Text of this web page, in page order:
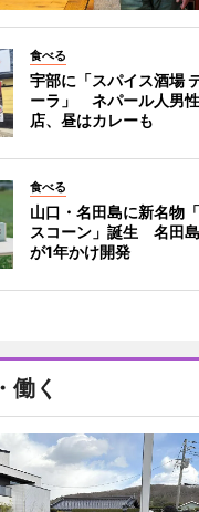
食べる
宇部に「スパイス酒場
ーラ」 ネパール人男
店、昼はカレーも
食べる
山口・名田島に新名物
スコーン」誕生 名田
が1年かけ開発
働く